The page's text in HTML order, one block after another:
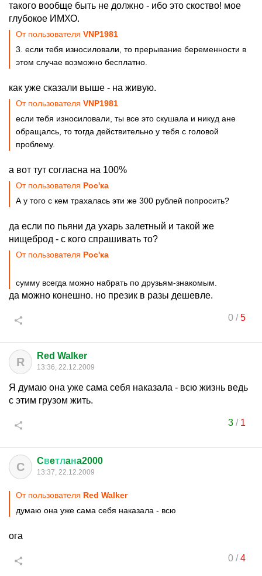
такого вообще быть не должно - ибо это скоство! мое
глубокое ИМХО.
От пользователя VNP1981
3. если тебя износиловали, то прерывание беременности в
этом случае возможно бесплатно.
как уже сказали выше - на живую.
От пользователя VNP1981
если тебя износиловали, ты все это скушала и никуд ане
обращалсь, то тогда действительно у тебя с головой
проблему.
а вот тут согласна на 100%
От пользователя Рос'ка
А у того с кем трахалась эти же 300 рублей попросить?
да если по пьяни да ухарь залетный и такой же
нищеброд - с кого спрашивать то?
От пользователя Рос'ка
сумму всегда можно набрать по друзьям-знакомым.
да можно конешно. но презик в разы дешевле.
0/5
R Red Walker
13:36, 22.12.2009
Я думаю она уже сама себя наказала - всю жизнь ведь
с этим грузом жить.
3/ 1
C Cвeтлaнa2000
13:37, 22.12.2009
От пользователя Red Walker
думаю она уже сама себя наказала - всю
ога
0/4